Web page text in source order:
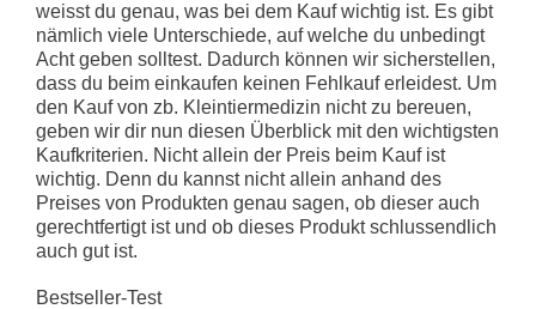
weisst du genau, was bei dem Kauf wichtig ist. Es gibt
nämlich viele Unterschiede, auf welche du unbedingt
Acht geben solltest. Dadurch können wir sicherstellen,
dass du beim einkaufen keinen Fehlkauf erleidest. Um
den Kauf von zb. Kleintiermedizin nicht zu bereuen,
geben wir dir nun diesen Überblick mit den wichtigsten
Kaufkriterien. Nicht allein der Preis beim Kauf ist
wichtig. Denn du kannst nicht allein anhand des
Preises von Produkten genau sagen, ob dieser auch
gerechtfertigt ist und ob dieses Produkt schlussendlich
auch gut ist.
Bestseller-Test